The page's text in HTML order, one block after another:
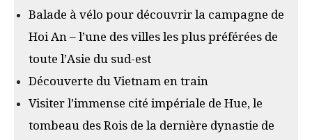
Balade à vélo pour découvrir la campagne de
Hoi An – l’une des villes les plus préférées de
toute l’Asie du sud-est
Découverte du Vietnam en train
Visiter l’immense cité impériale de Hue, le
tombeau des Rois de la dernière dynastie de